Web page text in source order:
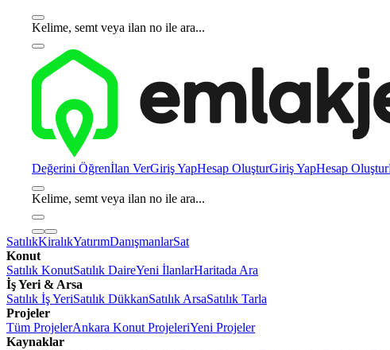
Kelime, semt veya ilan no ile ara...
Değerini Öğrenİlan VerGiriş YapHesap OluşturGiriş YapHesap Oluştur
Kelime, semt veya ilan no ile ara...
SatılıkKiralıkYatırımDanışmanlarSat
Konut
Satılık KonutSatılık DaireYeni İlanlarHaritada Ara
İş Yeri & Arsa
Satılık İş YeriSatılık DükkanSatılık ArsaSatılık Tarla
Projeler
Tüm ProjelerAnkara Konut ProjeleriYeni Projeler
Kaynaklar